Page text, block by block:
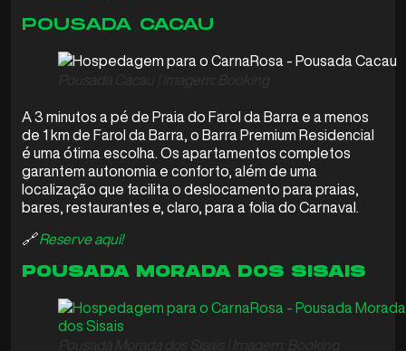
POUSADA CACAU
A 3 minutos a pé de Praia do Farol da Barra e a menos
de 1 km de Farol da Barra, o Barra Premium Residencial
é uma ótima escolha. Os apartamentos completos
garantem autonomia e conforto, além de uma
localização que facilita o deslocamento para praias,
bares, restaurantes e, claro, para a folia do Carnaval.
🔗 Reserve aqui!
POUSADA MORADA DOS SISAIS